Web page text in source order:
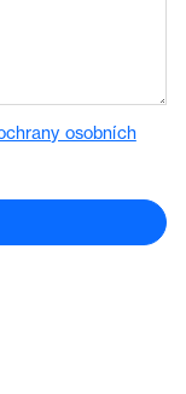
osobních